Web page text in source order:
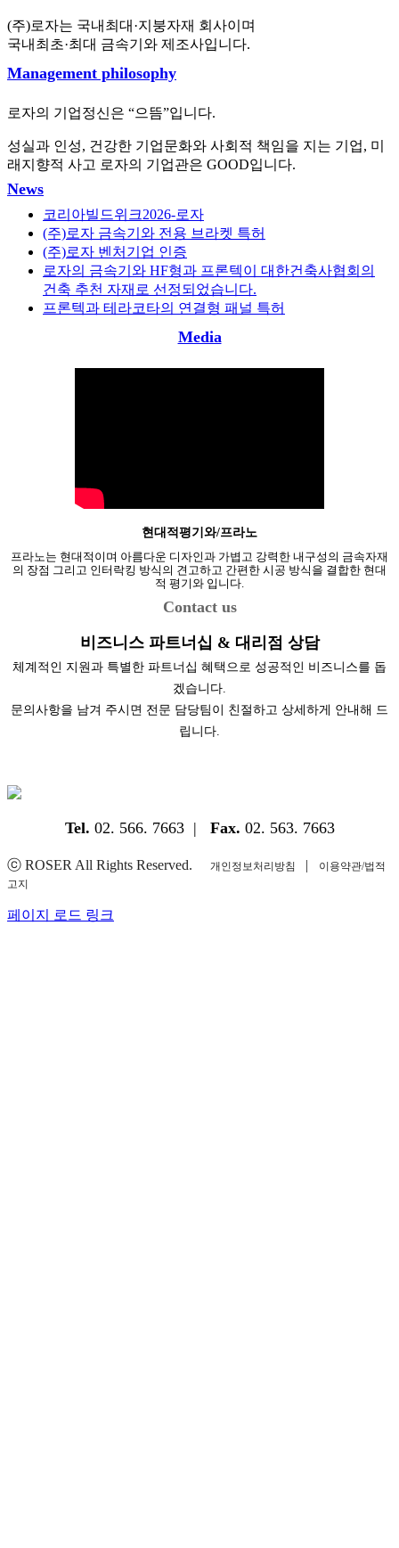
(주)로자는 국내최대·지붕자재 회사이며
국내최초·최대 금속기와 제조사입니다.
Management philosophy
로자의 기업정신은 “으뜸”입니다.
성실과 인성, 건강한 기업문화와 사회적 책임을 지는 기업, 미
래지향적 사고 로자의 기업관은 GOOD입니다.
News
코리아빌드위크2026-로자
(주)로자 금속기와 전용 브라켓 특허
(주)로자 벤처기업 인증
로자의 금속기와 HF형과 프론텍이 대한건축사협회의
건축 추천 자재로 선정되었습니다.
프론텍과 테라코타의 연결형 패널 특허
Media
현대적평기와/프라노
프라노는 현대적이며 아름다운 디자인과 가볍고 강력한 내구성의 금속자재
의 장점 그리고 인터락킹 방식의 견고하고 간편한 시공 방식을 결합한 현대
적 평기와 입니다.
Contact us
비즈니스 파트너십 & 대리점 상담
체계적인 지원과 특별한 파트너십 혜택으로 성공적인 비즈니스를 돕
겠습니다.
문의사항을 남겨 주시면 전문 담당팀이 친절하고 상세하게 안내해 드
립니다.
Tel. 02. 566. 7663 | Fax. 02. 563. 7663
ⓒ ROSER All Rights Reserved. 개인정보처리방침 |
이용약관/법적
고지
YouTube
Instagram
Facebook
Blogger
페이지 로드 링크